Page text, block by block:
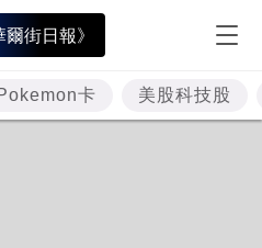
街日報》
卡 美股科技股